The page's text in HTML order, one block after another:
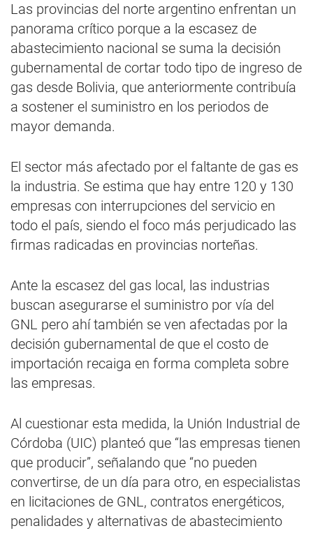
Las provincias del norte argentino enfrentan un
panorama crítico porque a la escasez de
abastecimiento nacional se suma la decisión
gubernamental de cortar todo tipo de ingreso de
gas desde Bolivia, que anteriormente contribuía
a sostener el suministro en los periodos de
mayor demanda.
El sector más afectado por el faltante de gas es
la industria. Se estima que hay entre 120 y 130
empresas con interrupciones del servicio en
todo el país, siendo el foco más perjudicado las
firmas radicadas en provincias norteñas.
Ante la escasez del gas local, las industrias
buscan asegurarse el suministro por vía del
GNL pero ahí también se ven afectadas por la
decisión gubernamental de que el costo de
importación recaiga en forma completa sobre
las empresas.
Al cuestionar esta medida, la Unión Industrial de
Córdoba (UIC) planteó que “las empresas tienen
que producir”, señalando que “no pueden
convertirse, de un día para otro, en especialistas
en licitaciones de GNL, contratos energéticos,
penalidades y alternativas de abastecimiento